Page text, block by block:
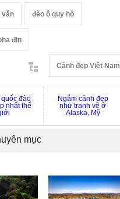
văn đèo ô quy hồ
đin
Cảnh đẹp Việt Nam
đảo
nhất thế
Ngắm cảnh đẹp
như tranh vẽ ở
Alaska, Mỹ
mục